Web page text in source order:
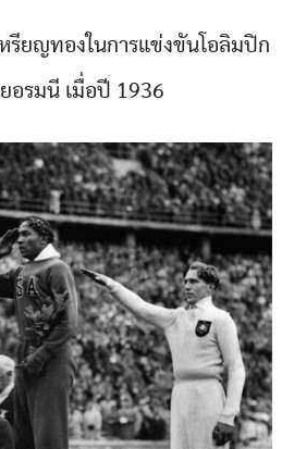
หรียญทองในการแข่งขันโอลิมปิก
ยอรมนี เมื่อปี 1936